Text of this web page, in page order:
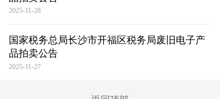
2025-11-28
国家税务总局长沙市开福区税务局废旧电子产
品拍卖公告
2025-11-27